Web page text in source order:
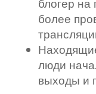
блогер на
более
люди
выходы и